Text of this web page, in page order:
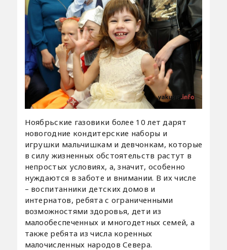
Ноябрьские газовики более 10 лет дарят
новогодние кондитерские наборы и
игрушки мальчишкам и девчонкам, которые
в силу жизненных обстоятельств растут в
непростых условиях, а, значит, особенно
нуждаются в заботе и внимании. В их числе
– воспитанники детских домов и
интернатов, ребята с ограниченными
возможностями здоровья, дети из
малообеспеченных и многодетных семей, а
также ребята из числа коренных
малочисленных народов Севера.